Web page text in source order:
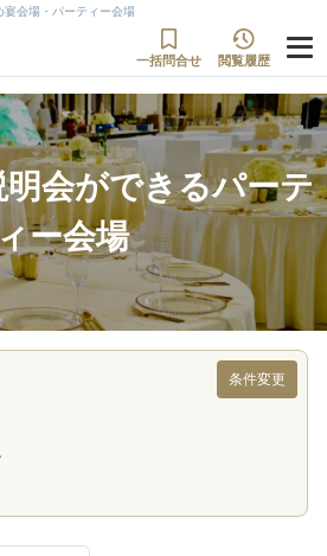
宴会場・パーティー会場
一括問合せ 閲覧履歴
会ができるパーテ
ー会場
条件変更